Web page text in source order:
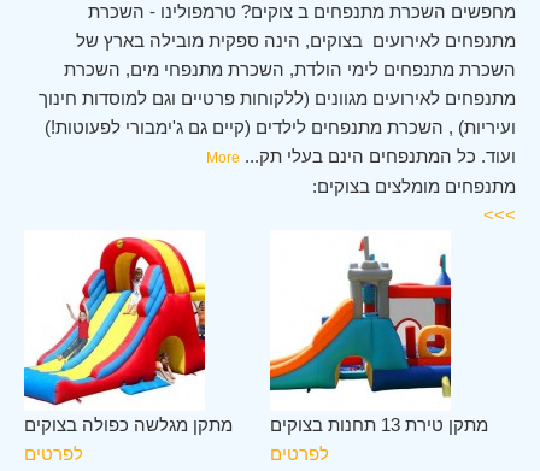
מחפשים השכרת מתנפחים ב צוקים? טרמפולינו - השכרת
מתנפחים לאירועים בצוקים, הינה ספקית מובילה בארץ של
השכרת מתנפחים לימי הולדת, השכרת מתנפחי מים, השכרת
מתנפחים לאירועים מגוונים (ללקוחות פרטיים וגם למוסדות חינוך
ועיריות) , השכרת מתנפחים לילדים (קיים גם ג'ימבורי לפעוטות!)
ועוד. כל המתנפחים הינם בעלי תק...
More
מתנפחים מומלצים בצוקים:
>>>
מתקן מגלשה כפולה בצוקים
לפרטים
מתקן טירת 13 תחנות בצוקים
לפרטים